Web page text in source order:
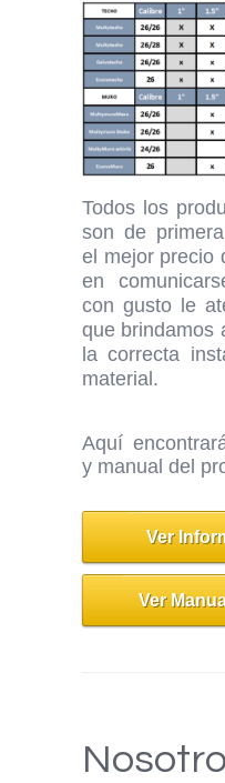
Todos los
son de
el mejor precio
en
con gusto le
que brindamos
la correcta
material.
Aquí
y manual del
Ver
Ver